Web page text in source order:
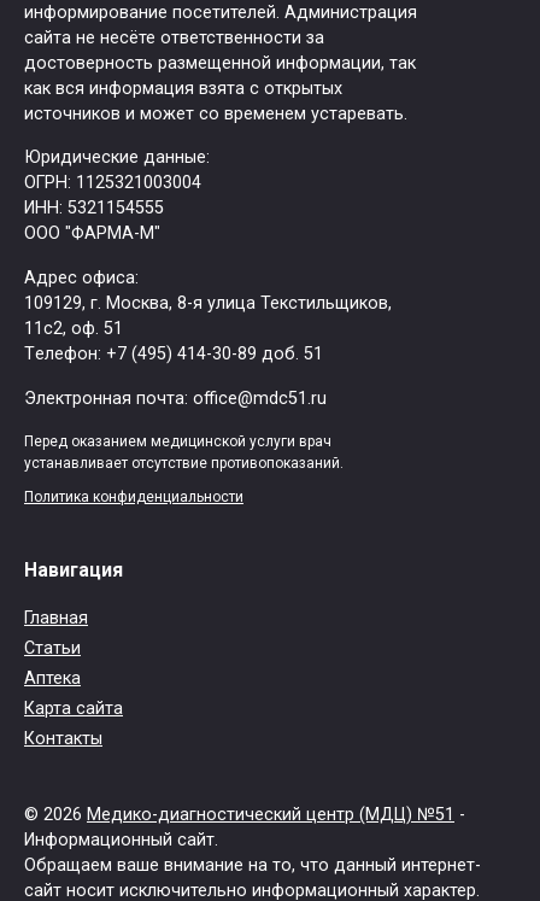
информирование посетителей. Администрация
сайта не несёте ответственности за
достоверность размещенной информации, так
как вся информация взята с открытых
источников и может со временем устаревать.
Юридические данные:
ОГРН: 1125321003004
ИНН: 5321154555
ООО "ФАРМА-М"
Адрес офиса:
109129, г. Москва, ​8-я улица Текстильщиков,
11с2, оф. 51
Tелефон: +7 (495) 414-30-89 доб. 51
Электронная почта: office@mdc51.ru
Перед оказанием медицинской услуги врач
устанавливает отсутствие противопоказаний.
Политика конфиденциальности
Навигация
Главная
Статьи
Аптека
Карта сайта
Контакты
© 2026 Медико-диагностический центр (МДЦ) №51 -
Информационный сайт.
Обращаем ваше внимание на то, что данный интернет-
сайт носит исключительно информационный характер.